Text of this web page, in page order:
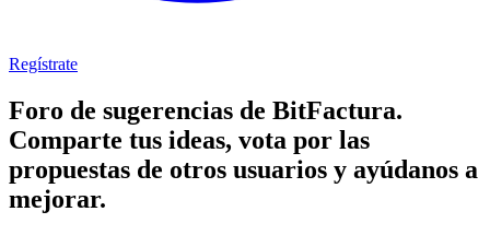
Regístrate
Foro de sugerencias de BitFactura.
Comparte tus ideas, vota por las
propuestas de otros usuarios y ayúdanos a
mejorar.